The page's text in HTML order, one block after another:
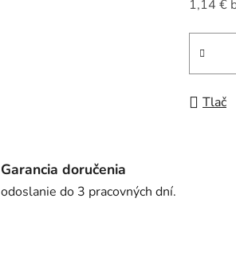
1,14 €
Tlač
Garancia doručenia
odoslanie do 3 pracovných dní.